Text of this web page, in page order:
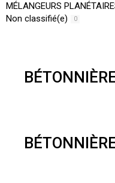
MÉLANGEURS
Non classifié(e) 0